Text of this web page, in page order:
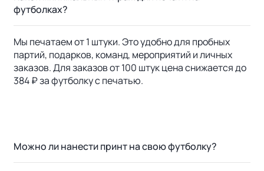
футболках?
Мы печатаем от 1 штуки. Это удобно для пробных
партий, подарков, команд, мероприятий и личных
заказов. Для заказов от 100 штук цена снижается до
384 ₽ за футболку с печатью.
Можно ли нанести принт на свою футболку?